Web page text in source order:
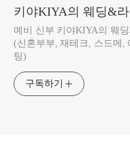
키야KIYA의 웨딩&
예비 신부 키야KIYA의 웨
(신혼부부, 재테크, 스드메,
팅)
구독하기